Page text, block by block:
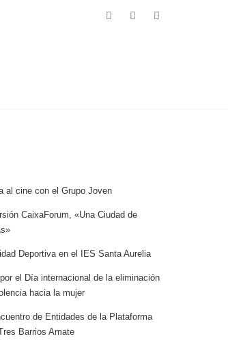
facebooktwitter
al cine con el Grupo Joven
CaixaForum, «Una Ciudad de
Deportiva en el IES Santa Aurelia
el Día internacional de la eliminación
hacia la mujer
de Entidades de la Plataforma
Barrios Amate